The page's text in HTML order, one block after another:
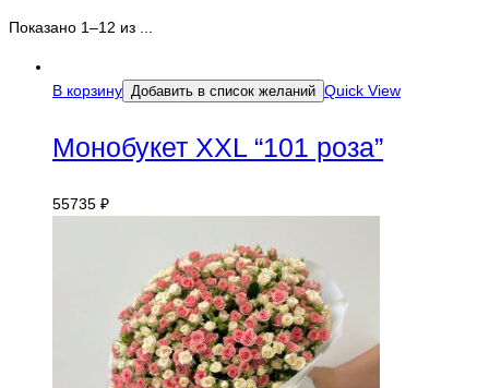
Показано 1–12 из ...
В корзину Добавить в список желаний Quick View
Монобукет XXL “101 роза”
55735 ₽